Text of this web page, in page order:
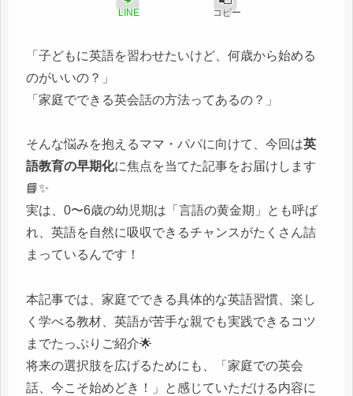
LINE コピー
「子どもに英語を習わせたいけど、何歳から始める
のがいいの？」
「家庭でできる英会話の方法ってあるの？」
そんな悩みを抱えるママ・パパに向けて、今回は英
語教育の早期化に焦点を当てた記事をお届けします
📘✨
実は、0〜6歳の幼児期は「言語の黄金期」とも呼ば
れ、英語を自然に吸収できるチャンスがたくさん詰
まっているんです！
本記事では、家庭でできる具体的な英語習慣、楽し
く学べる教材、英語が苦手な親でも実践できるコツ
までたっぷりご紹介🌟
将来の選択肢を広げるためにも、「家庭での英会
話、今こそ始めどき！」と感じていただける内容に